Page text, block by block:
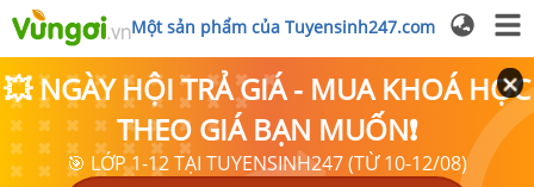
Một sản phẩm của Tuyensinh247.com
💥 NGÀY HỘI TRẢ GIÁ - MUA KHOÁ HỌC
THEO GIÁ BẠN MUỐN❗
🎯 LỚP 1-12 TẠI TUYENSINH247 (TỪ 10-12/08)